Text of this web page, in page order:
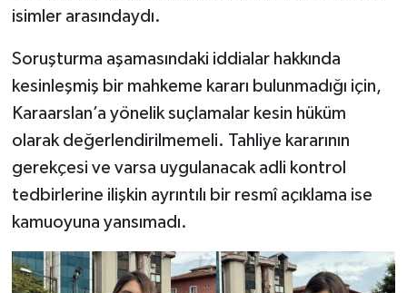
isimler arasındaydı.
Soruşturma aşamasındaki iddialar hakkında
kesinleşmiş bir mahkeme kararı bulunmadığı için,
Karaarslan’a yönelik suçlamalar kesin hüküm
olarak değerlendirilmemeli. Tahliye kararının
gerekçesi ve varsa uygulanacak adli kontrol
tedbirlerine ilişkin ayrıntılı bir resmî açıklama ise
kamuoyuna yansımadı.